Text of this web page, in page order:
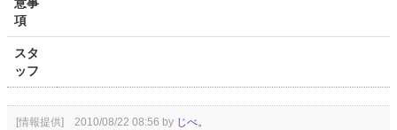
意事
項
スタ
ッフ
[情報提供] 2010/08/22 08:56 by じべ。